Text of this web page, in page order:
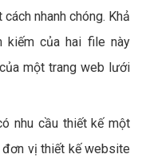
nhanh chóng. Khả
kiếm của hai file này
một trang web lưới
nhu cầu thiết kế một
vị thiết kế website